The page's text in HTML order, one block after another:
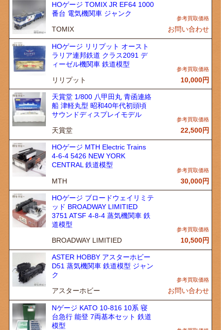
HOゲージ TOMIX JR EF64 1000
番台 電気機関車 ジャンク
TOMIX お問い合わせ
HOゲージ リリプット オースト
ラリア連邦鉄道 クラス2091 デ
ィーゼル機関車 鉄道模型
リリプット 10,000円
天賞堂 1/800 八甲田丸 青函連絡
船 津軽丸型 昭和40年代初頭頃
サウンドディスプレイモデル
天賞堂 22,500円
HOゲージ MTH Electric Trains
4-6-4 5426 NEW YORK
CENTRAL 鉄道模型
MTH 30,000円
HOゲージ ブロードウェイリミテ
ッド BROADWAY LIMITIED
3751 ATSF 4-8-4 蒸気機関車 鉄
道模型
BROADWAY LIMITIED 10,500円
ASTER HOBBY アスターホビー
D51 蒸気機関車 鉄道模型 ジャン
ク
アスターホビー お問い合わせ
Nゲージ KATO 10-816 10系 寝
台急行 能登 7両基本セット 鉄道
模型